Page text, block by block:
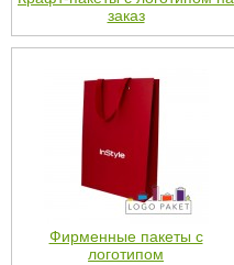
заказ
Фирменные пакеты с
логотипом